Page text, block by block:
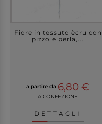
Fiore in tessuto ècru con
pizzo e perla,...
a partire da 6,80 €
A CONFEZIONE
DETTAGLI